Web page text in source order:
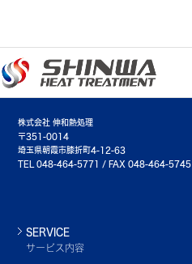
株式会社 伸和熱処理
〒351-0014
埼玉県朝霞市膝折町4-12-63
TEL 048-464-5771 / FAX 048-464-5745
SERVICE
サービス内容